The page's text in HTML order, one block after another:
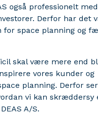
også professionelt
Derfor har det
for space planning og
skal være mere end
vores kunder og
planning. Derfor
vi kan skræddersy
A/S.